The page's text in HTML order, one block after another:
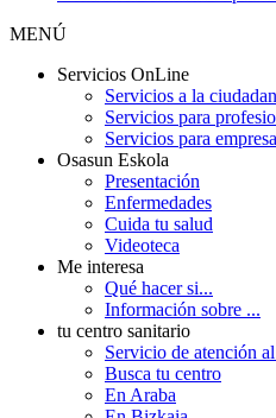
MENÚ
Servicios OnLine
Servicios a la
Servicios para
Servicios para
Osasun Eskola
Presentación
Enfermedades
Cuida tu salud
Videoteca
Me interesa
Qué hacer si...
Información sobre ...
tu centro sanitario
Servicio de atención
Busca tu centro
En Araba